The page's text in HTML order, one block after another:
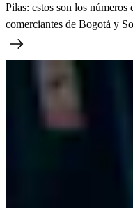
Pilas: estos son los números
comerciantes de Bogotá y